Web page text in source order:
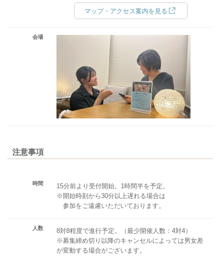
マップ・アクセス案内を見る
会場
注意事項
時間
15分前より受付開始。1時間半を予定。
※開始時刻から30分以上遅れる場合は
参加をご遠慮いただいております。
人数
8対8程度で進行予定。（最少開催人数：4対4）
※募集締め切り以降のキャンセルによっては男女差
が変動する場合がございます。